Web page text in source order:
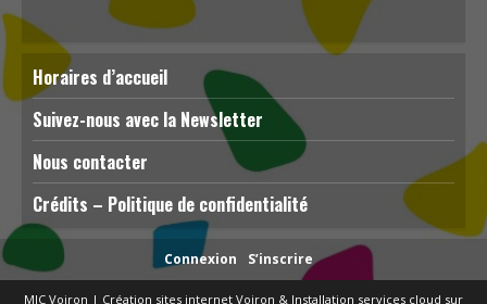
Horaires d’accueil
Suivez-nous avec la Newsletter
Nous contacter
Crédits – Politique de confidentialité
Connexion S’inscrire
MJC Voiron | Création sites internet Voiron & Installation services cloud sur